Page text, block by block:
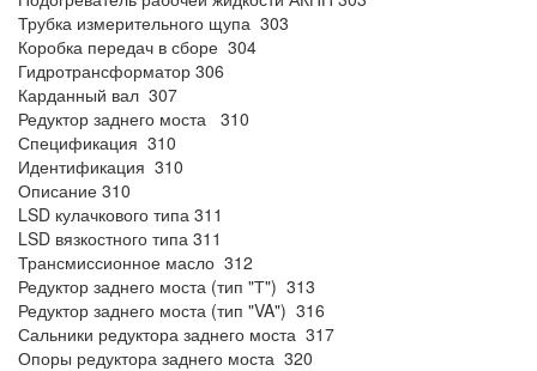
Трубка измерительного щупа 303
Коробка передач в сборе 304
Гидротрансформатор 306
Карданный вал 307
Редуктор заднего моста 310
Спецификация 310
Идентификация 310
Описание 310
LSD кулачкового типа 311
LSD вязкостного типа 311
Трансмиссионное масло 312
Редуктор заднего моста (тип "Т") 313
Редуктор заднего моста (тип "VA") 316
Сальники редуктора заднего моста 317
Опоры редуктора заднего моста 320